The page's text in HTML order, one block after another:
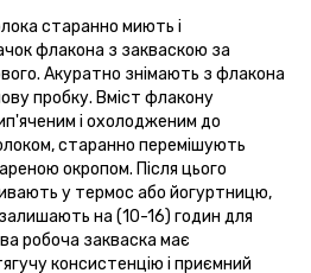
старанно миють і
флакона з закваскою за
Акуратно знімають з флакона
пробку. Вміст флакону
і охолодженим до
старанно перемішують
окропом. Після цього
у термос або йогуртницю,
на (10-16) годин для
робоча закваска має
консистенцію і приємний